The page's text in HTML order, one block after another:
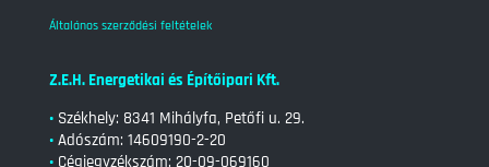
Általános szerződési feltételek
Z.E.H. Energetikai és Építőipari Kft.
• Székhely: 8341 Mihályfa, Petőfi u. 29.
• Adószám: 14609190-2-20
• Cégjegyzékszám: 20-09-069160